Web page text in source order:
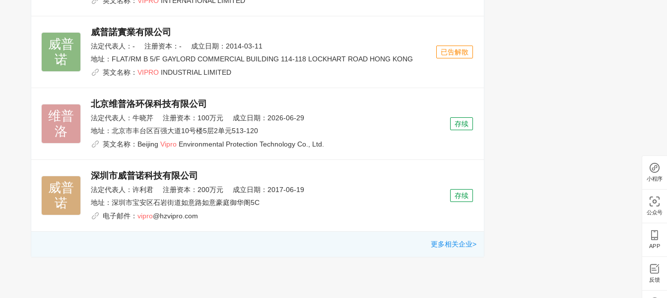
威普
诺
威普諾實業有限公司
法定代表人： - 注册资本：-
成立日期：2014-03-11
地址： FLAT/RM B 5/F GAYLORD COMMERCIAL BUILDING 114-118 LOCKHART ROAD HONG KONG
英文名称： VIPRO INDUSTRIAL LIMITED
已告解散
维普
洛
北京维普洛环保科技有限公司
法定代表人： 牛晓芹 注册资本：100万元
成立日期：2026-06-29
地址： 北京市丰台区百强大道10号楼5层2单元513-120
英文名称： Beijing Vipro Environmental Protection Technology Co., Ltd.
存续
威普
诺
深圳市威普诺科技有限公司
法定代表人： 许利君 注册资本：200万元
成立日期：2017-06-19
地址： 深圳市宝安区石岩街道如意路如意豪庭御华阁5C
电子邮件： vipro@hzvipro.com
存续
更多相关企业>
小程序
公众号
APP
反馈